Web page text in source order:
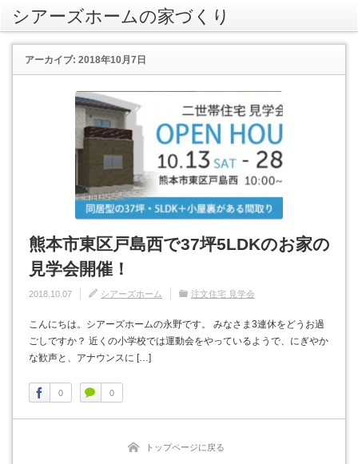
シアーズホームの家づくり
アーカイブ: 2018年10月7日
熊本市東区戸島西で37坪5LDKのお家の
見学会開催！
2018.10.07 シアーズホーム 注文住宅 見学会
こんにちは。シアーズホームの永野です。 みなさま3連休をどうお過
ごしですか？ 近くの小学校では運動会をやっているようで、にぎやか
な歓声と、アナウンスに […]
0 0
トップページに戻る